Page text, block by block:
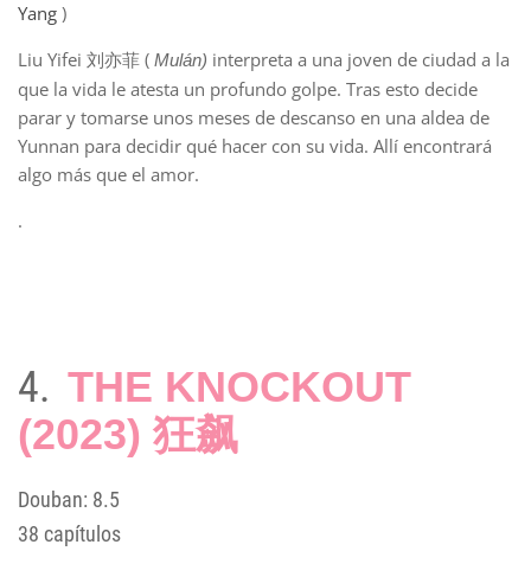
Yang )
Liu Yifei 刘亦菲 ( Mulán) interpreta a una joven de ciudad a la
que la vida le atesta un profundo golpe. Tras esto decide
parar y tomarse unos meses de descanso en una aldea de
Yunnan para decidir qué hacer con su vida. Allí encontrará
algo más que el amor.
.
4. THE KNOCKOUT
(2023) 狂飙
Douban: 8.5
38 capítulos